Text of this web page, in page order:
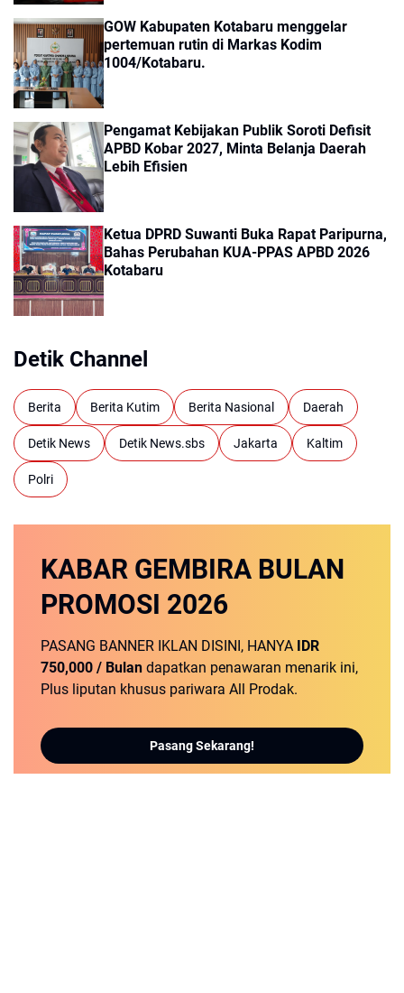
GOW Kabupaten Kotabaru menggelar
pertemuan rutin di Markas Kodim
1004/Kotabaru.
Pengamat Kebijakan Publik Soroti Defisit
APBD Kobar 2027, Minta Belanja Daerah
Lebih Efisien
Ketua DPRD Suwanti Buka Rapat Paripurna,
Bahas Perubahan KUA-PPAS APBD 2026
Kotabaru
Detik Channel
Berita Berita Kutim Berita Nasional Daerah
Detik News Detik News.sbs Jakarta Kaltim
Polri
KABAR GEMBIRA BULAN
PROMOSI 2026
PASANG BANNER IKLAN DISINI, HANYA IDR
750,000 / Bulan dapatkan penawaran menarik ini,
Plus liputan khusus pariwara All Prodak.
Pasang Sekarang!